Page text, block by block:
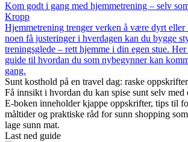
Kom godt i gang med hjemmetrening – selv
Kropp
Hjemmetrening trenger verken å være dyrt eller
noen få justeringer i hverdagen kan du bygge
treningsglede – rett hjemme i din egen stue.
guide til hvordan du som nybegynner kan
gang.
Sunt kosthold på en travel dag: raske
Få innsikt i hvordan du kan spise sunt selv med
E-boken inneholder kjappe oppskrifter, tips til
måltider og praktiske råd for sunn shopping
lage sunn mat.
Last ned guide